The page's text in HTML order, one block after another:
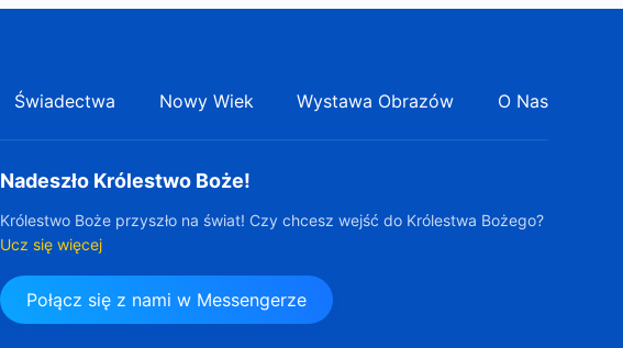
(Część druga)
Świadectwa Nowy Wiek Wystawa Obrazów O Nas
Nadeszło Królestwo Boże!
Królestwo Boże przyszło na świat! Czy chcesz wejść do Królestwa Bożego?
Ucz się więcej
Połącz się z nami w Messengerze